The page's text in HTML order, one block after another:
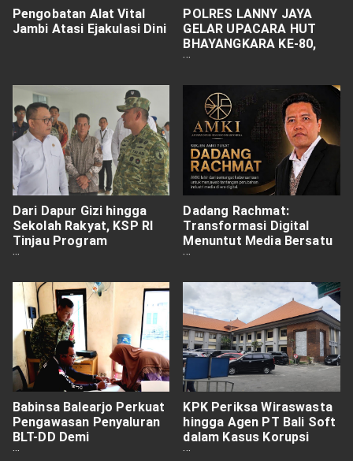
Pengobatan Alat Vital
Jambi Atasi Ejakulasi Dini
POLRES LANNY JAYA
GELAR UPACARA HUT
BHAYANGKARA KE-80,
POLRES LANNY JAYA
PRESISI UNTUK NEGERI
Dari Dapur Gizi hingga
Sekolah Rakyat, KSP RI
Tinjau Program
Peningkatan Kualitas
Dadang Rachmat:
Transformasi Digital
Menuntut Media Bersatu
dalam AMKI
Babinsa Balearjo Perkuat
Pengawasan Penyaluran
BLT-DD Demi
Transparansi dan
KPK Periksa Wiraswasta
hingga Agen PT Bali Soft
dalam Kasus Korupsi
Imipas